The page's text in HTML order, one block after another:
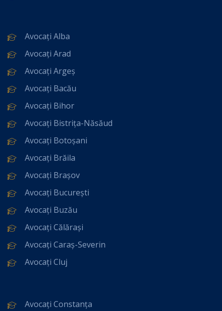
Avocați Alba
Avocați Arad
Avocați Argeș
Avocați Bacău
Avocați Bihor
Avocați Bistrița-Năsăud
Avocați Botoșani
Avocați Brăila
Avocați Brașov
Avocați București
Avocați Buzău
Avocați Călărași
Avocați Caraș-Severin
Avocați Cluj
Avocați Constanța